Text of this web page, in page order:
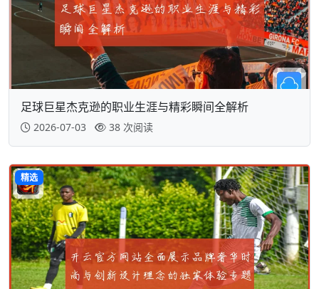
足球巨星杰克逊的职业生涯与精彩瞬间全解析
2026-07-03 38 次阅读
精选